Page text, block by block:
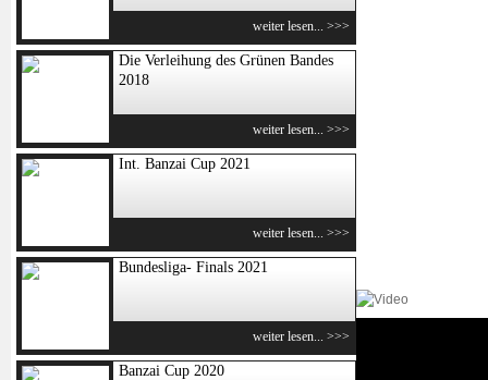
weiter lesen... >>>
Die Verleihung des Grünen Bandes
2018
weiter lesen... >>>
Int. Banzai Cup 2021
weiter lesen... >>>
Bundesliga- Finals 2021
weiter lesen... >>>
Banzai Cup 2020